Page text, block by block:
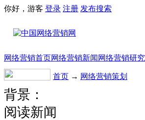
你好，游客 登录 注册 发布搜索
网络营销首页网络营销新闻 网络营销研究
首页 → 网络营销策划
背景：
阅读新闻